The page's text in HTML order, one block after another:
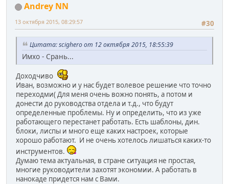
Andrey NN
#30
13 октября 2015, 08:29:57
Цитата: scighero от 12 октября 2015, 18:55:39
Имхо - Срань...
Доходчиво
Иван, возможно и у нас будет волевое решение что точно
переходми( Для меня очень вожно понять, а потом и
донести до руководства отдела и т.д., что будут
определенные проблемы. Ну и определить, что из уже
работающего перестанет работать. Есть шаблоны, дин.
блоки, лиспы и много еще каких настроек, которые
хорошо работают. И не очень хотелось лишаться каких-то
инструментов.
Думаю тема актуальная, в стране ситуация не простая,
многие руководители захотят экономии. А работать в
нанокаде придется нам с Вами.